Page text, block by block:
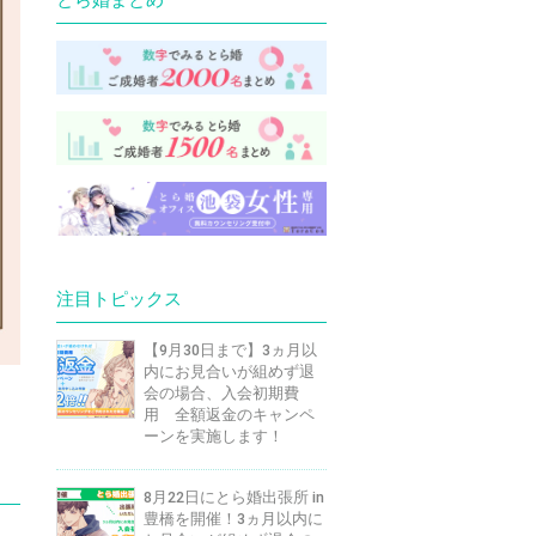
注目トピックス
【9月30日まで】3ヵ月以
内にお見合いが組めず退
会の場合、入会初期費
用 全額返金のキャンペ
ーンを実施します！
8月22日にとら婚出張所 in
豊橋を開催！3ヵ月以内に